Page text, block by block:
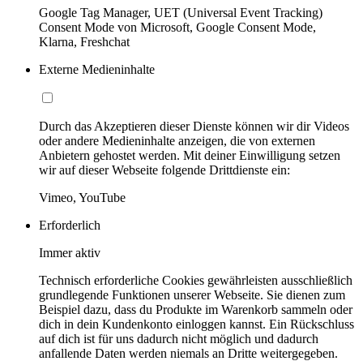
Google Tag Manager, UET (Universal Event Tracking)
Consent Mode von Microsoft, Google Consent Mode,
Klarna, Freshchat
Externe Medieninhalte
Durch das Akzeptieren dieser Dienste können wir dir Videos
oder andere Medieninhalte anzeigen, die von externen
Anbietern gehostet werden. Mit deiner Einwilligung setzen
wir auf dieser Webseite folgende Drittdienste ein:
Vimeo, YouTube
Erforderlich
Immer aktiv
Technisch erforderliche Cookies gewährleisten ausschließlich
grundlegende Funktionen unserer Webseite. Sie dienen zum
Beispiel dazu, dass du Produkte im Warenkorb sammeln oder
dich in dein Kundenkonto einloggen kannst. Ein Rückschluss
auf dich ist für uns dadurch nicht möglich und dadurch
anfallende Daten werden niemals an Dritte weitergegeben.